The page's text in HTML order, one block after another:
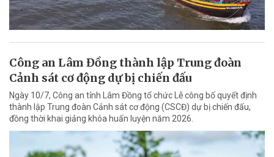
Công an Lâm Đồng thành lập Trung đoàn
Cảnh sát cơ động dự bị chiến đấu
Ngày 10/7, Công an tỉnh Lâm Đồng tổ chức Lễ công bố quyết định
thành lập Trung đoàn Cảnh sát cơ động (CSCĐ) dự bị chiến đấu,
đồng thời khai giảng khóa huấn luyện năm 2026.